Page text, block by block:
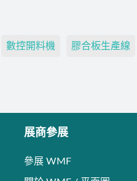
數控開料機 膠合板生產線
展商參展
參展 WMF